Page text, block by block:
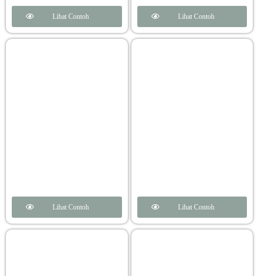
Lihat Contoh Lihat Contoh
Lihat Contoh Lihat Contoh